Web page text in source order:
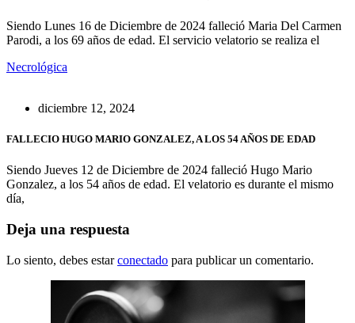
Siendo Lunes 16 de Diciembre de 2024 falleció Maria Del Carmen
Parodi, a los 69 años de edad. El servicio velatorio se realiza el
Necrológica
diciembre 12, 2024
FALLECIO HUGO MARIO GONZALEZ, A LOS 54 AÑOS DE EDAD
Siendo Jueves 12 de Diciembre de 2024 falleció Hugo Mario
Gonzalez, a los 54 años de edad. El velatorio es durante el mismo
día,
Deja una respuesta
Lo siento, debes estarconectado para publicar un comentario.